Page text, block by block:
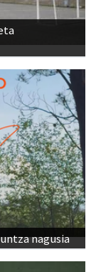
nagusia